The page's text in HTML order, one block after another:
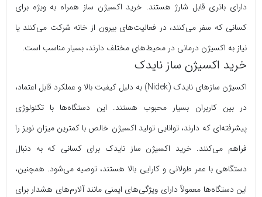
دارای باتری قابل شارژ هستند. خرید اکسیژن ساز همراه به ویژه برای
کسانی که سفر می‌کنند، در فعالیت‌های بیرون از خانه شرکت می‌کنند یا
نیاز به اکسیژن درمانی در محیط‌های مختلف دارند، بسیار مناسب است.
خرید اکسیژن ساز نایدک
اکسیژن سازهای نایدک (Nidek) به دلیل کیفیت بالا و عملکرد قابل اعتماد،
در بین کاربران بسیار محبوب هستند. این دستگاه‌ها با تکنولوژی
پیشرفته‌ای که دارند، توانایی تولید اکسیژن خالص با کمترین میزان نویز را
فراهم می‌کنند. خرید اکسیژن ساز نایدک برای کسانی که به دنبال
دستگاهی با عمر طولانی و کارایی بالا هستند، توصیه می‌شود. همچنین،
این دستگاه‌ها معمولاً دارای ویژگی‌های ایمنی مانند آلارم‌های هشدار برای